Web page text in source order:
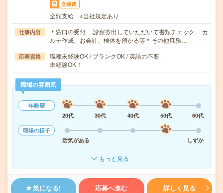
交通費
全額支給 ※当社規定あり
仕事内容
＊窓口の受付 …診察券出していただいて書類チェック …カ
ルテ作成、お会計、検体を預かる等＊その他庶務…
応募資格
職種未経験OK / ブランクOK / 英語力不要
未経験OK！
職場の雰囲気
年齢層
20代
30代 40代 50代
60代
職場の様子
活気がある
しずか
もっと見る
気になる! 応募へ進む 詳しく見る